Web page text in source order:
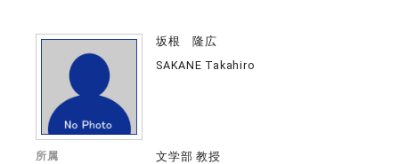
坂根 隆広
SAKANE Takahiro
所属 文学部 教授